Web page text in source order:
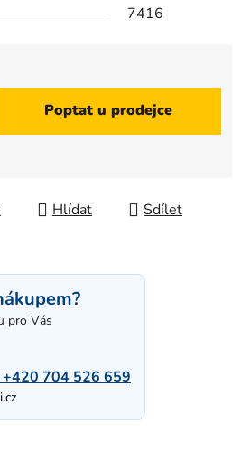
7416
Poptat u prodejce
Hlídat Sdílet
pro Vás
+420 704 526 659